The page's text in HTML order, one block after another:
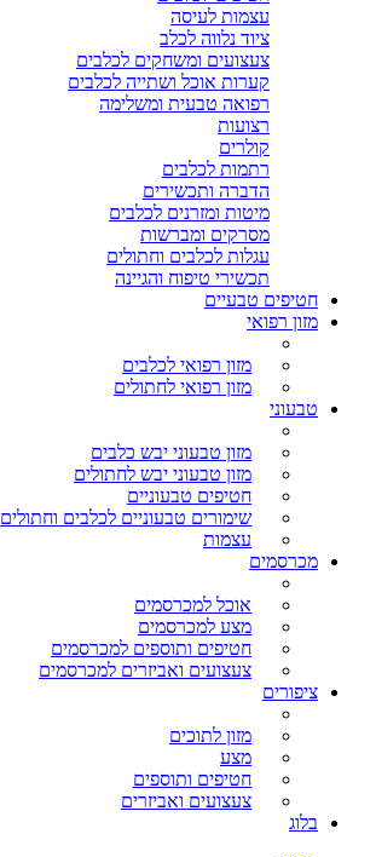
עצמות לעיסה
ציוד נלווה לכלב
צעצועים ומשחקים לכלבים
קערות אוכל ושתייה לכלבים
רפואה טבעית ומשלימה
רצועות
קולרים
רתמות לכלבים
הדברה ותכשירים
מיטות ומזרנים לכלבים
מסרקים ומברשות
עגלות לכלבים וחתולים
תכשירי טיפוח והגיינה
חטיפים טבעיים
מזון רפואי
מזון רפואי לכלבים
מזון רפואי לחתולים
טבעוני
מזון טבעוני יבש כלבים
מזון טבעוני יבש לחתולים
חטיפים טבעוניים
שימורים טבעוניים לכלבים וחתולים
עצמות
מכרסמים
אוכל למכרסמים
מצע למכרסמים
חטיפים ותוספים למכרסמים
צעצועים ואביזרים למכרסמים
ציפורים
מזון לתוכים
מצע
חטיפים ותוספים
צעצועים ואביזרים
בלוג